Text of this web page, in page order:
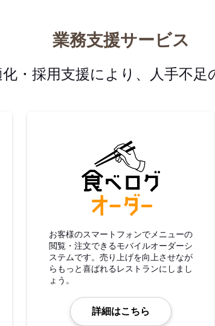
業務支援サービス
・採用支援により、人手不
お客様のスマートフォンでメニューの
閲覧・注文できるモバイルオーダーシ
ステムです。売り上げを向上させなが
らもっと喜ばれるレストランにしまし
ょう。
詳細はこちら